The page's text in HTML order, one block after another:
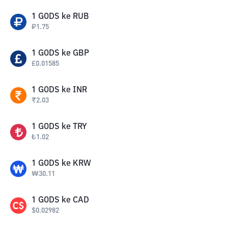
1 GODS ke RUB
₽1.75
1 GODS ke GBP
£0.01585
1 GODS ke INR
₹2.03
1 GODS ke TRY
₺1.02
1 GODS ke KRW
₩30.11
1 GODS ke CAD
$0.02982